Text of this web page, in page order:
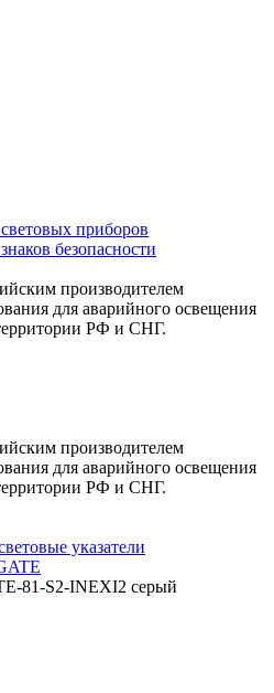
приборов
безопасности
производителем
для аварийного освещения
РФ и СНГ.
производителем
для аварийного освещения
РФ и СНГ.
указатели
81-S2-INEXI2 серый